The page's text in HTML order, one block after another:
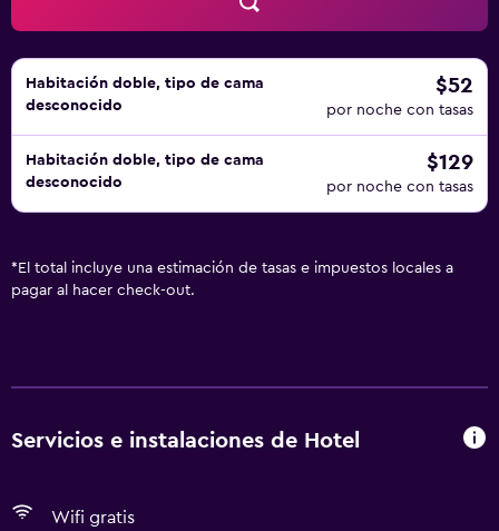
Habitación doble, tipo de cama
desconocido
$52
por noche con tasas
Habitación doble, tipo de cama
desconocido
$129
por noche con tasas
* El total incluye una estimación de tasas e impuestos locales a
pagar al hacer check-out.
Servicios e instalaciones de Hotel
Wifi gratis